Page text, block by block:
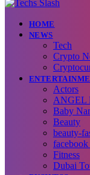
HOME
NEWS
Tech
Crypto
Actors
ANGEL
Baby
Beauty
beauty-
Fitness
Dubai